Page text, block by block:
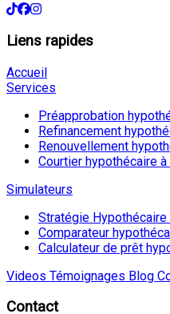
Liens rapides
Accueil
Services
Préapprobation
Refinancement
Renouvellement
Courtier hypothécaire à
Simulateurs
Stratégie Hypothécaire
Comparateur
Calculateur de prêt
Videos Témoignages Blog
Contact